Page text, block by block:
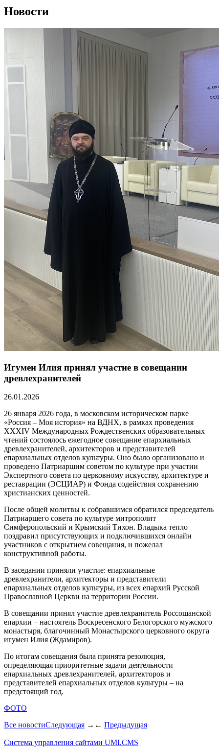
Новости
Игумен Илия принял участие в совещании
древлехранителей
26.01.2026
26 января 2026 года, в московском историческом парке
«Россия – Моя история» на ВДНХ, в рамках проведения
XXXIV Международных Рождественских образовательных
чтений состоялось ежегодное совещание епархиальных
древлехранителей, архитекторов и представителей
епархиальных отделов культуры. Оно было организовано и
проведено Патриаршим советом по культуре при участии
Экспертного совета по церковному искусству, архитектуре и
реставрации (ЭСЦИАР) и Фонда содействия сохранению
христианских ценностей.
После общей молитвы к собравшимся обратился председатель
Патриаршего совета по культуре митрополит
Симферопольский и Крымский Тихон. Владыка тепло
поздравил присутствующих и подключившихся онлайн
участников с открытием совещания, и пожелал
конструктивной работы.
В заседании приняли участие: епархиальные
древлехранители, архитекторы и представители
епархиальных отделов культуры, из всех епархий Русской
Православной Церкви на территории России.
В совещании принял участие древлехранитель Россошанской
епархии – настоятель Воскресенского Белогорского мужского
монастыря, благочинный Монастырского церковного округа
игумен Илия (Ждамиров).
По итогам совещания была принята резолюция,
определяющая приоритетные задачи деятельности
епархиальных древлехранителей, архитекторов и
представителей епархиальных отделов культуры – на
предстоящий год.
ФОТО
Все новостиСледующая → ← Предыдущая
Система управления сайтами UMI.CMS